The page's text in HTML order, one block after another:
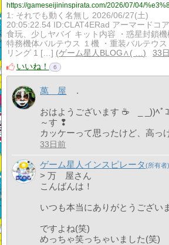
1: それでも動く名無し 2026/06/27(土)
20:05:22.54 ID:CLAT4ERad アーマードコ
食玩、少しヤバイ キット内容 ・惑星封鎖機
特務機体バルテウス １機 ・重装バルテウス
リング 1 […]
ゲーム星人BLOG∧( …
33
いいね！
6
萬 屋 .
おはようございます ☕ _ _))
～す ❢
カッケーって思ったけど、高
33日前
ゲーム星人インスピレータ
> 万 屋さん
こんばんは！
いつも本当にありがとうござい
ですよね(笑)
めっちゃ笑っちゃいました(笑)